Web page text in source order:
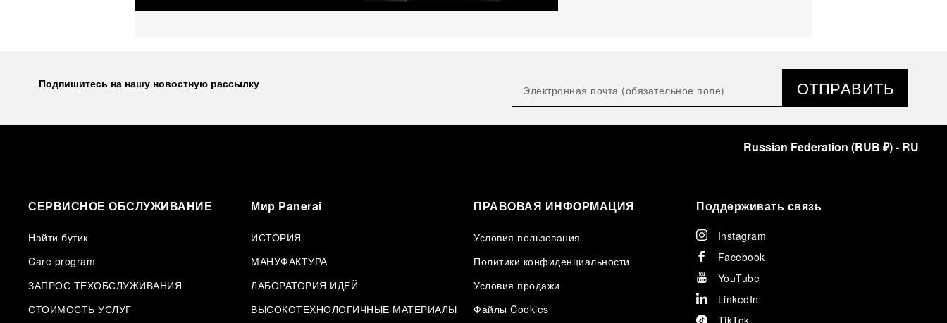
Подпишитесь на нашу новостную рассылку ОТПРАВИТЬ
Russian Federation (RUB ₽)- RU
СЕРВИСНОЕ ОБСЛУЖИВАНИЕ
Найти бутик
Care program
ЗАПРОС ТЕХОБСЛУЖИВАНИЯ
СТОИМОСТЬ УСЛУГ
Мир Panerai
ИСТОРИЯ
МАНУФАКТУРА
ЛАБОРАТОРИЯ ИДЕЙ
ВЫСОКОТЕХНОЛОГИЧНЫЕ МАТЕРИАЛЫ
ПРАВОВАЯ ИНФОРМАЦИЯ
Условия пользования
Политики конфиденциальности
Условия продажи
Файлы Cookies
Поддерживать связь
Instagram
Facebook
YouTube
LinkedIn
TikTok